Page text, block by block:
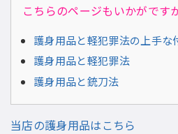
こちらのページもいかがです
護身用品と軽犯罪法の上手な
護身用品と軽犯罪法
護身用品と銃刀法
当店の護身用品はこちら